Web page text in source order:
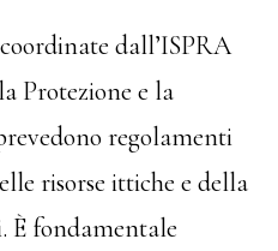
dall’ISPRA
Protezione e la
regolamenti
risorse ittiche e della
È fondamentale